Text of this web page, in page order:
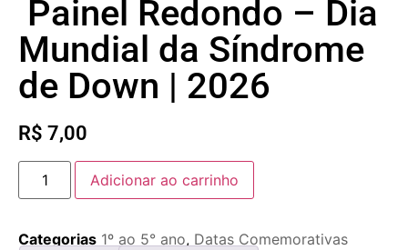
Painel Redondo – Dia
Mundial da Síndrome
de Down | 2026
R$ 7,00
Adicionar ao carrinho
Categorias 1º ao 5° ano, Datas Comemorativas